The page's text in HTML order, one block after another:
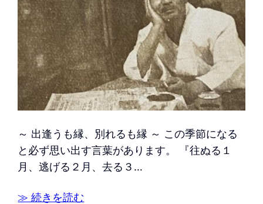
～ 出逢うも縁、別れるも縁 ～ この季節になる
と必ず思い出す言葉があります。 『往ぬる１
月、逃げる２月、去る３…
≫ 続きを読む